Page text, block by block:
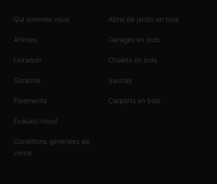
Qui sommes nous
Articles
Livraison
Garantie
Paiements
Évaluez-nous!
Conditions générales de
vente
Abris de jardin en bois
Garages en bois
Chalets en bois
Saunas
Carports en bois